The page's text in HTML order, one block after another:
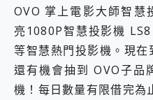
OVO 掌上電影大師智
亮1080P智慧投影機
等智慧熱門投影機。現
還有機會抽到 OVO子
機！每日數量有限借完為